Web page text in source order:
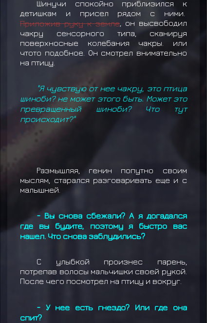
Шинучи спокойно приблизился к
детишкам и присел рядом с ними.
Приложив руку к земле, он высвободил
чакру сенсорного типа, сканируя
поверхносные колебания чакры. или
чтото подобное. Он смотрел внимательно
на птицу.
"Я чувствую от нее чакру, это птица
шиноби? не может этого быть. Может это
превращенный шиноби? Что тут
происходит?"
Размышляя, генин попутно своим
мыслям, старался разговаривать еще и с
малышней.
- Вы снова сбежали? А я догадался
где вы будите, поэтому я быстро вас
нашел. Что снова заблудились?
С улыбкой произнес парень,
потрепав волосы мальчишки своей рукой.
После чего посмотрел на птицу и вокруг.
- У нее есть гнездо? Или где она
спит?